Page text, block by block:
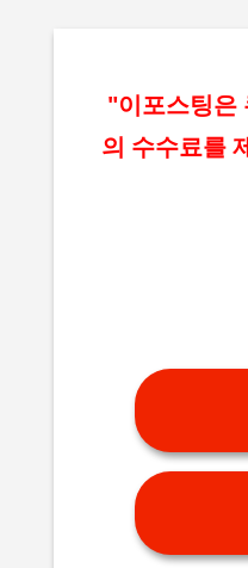
"이포스팅은
의 수수료를